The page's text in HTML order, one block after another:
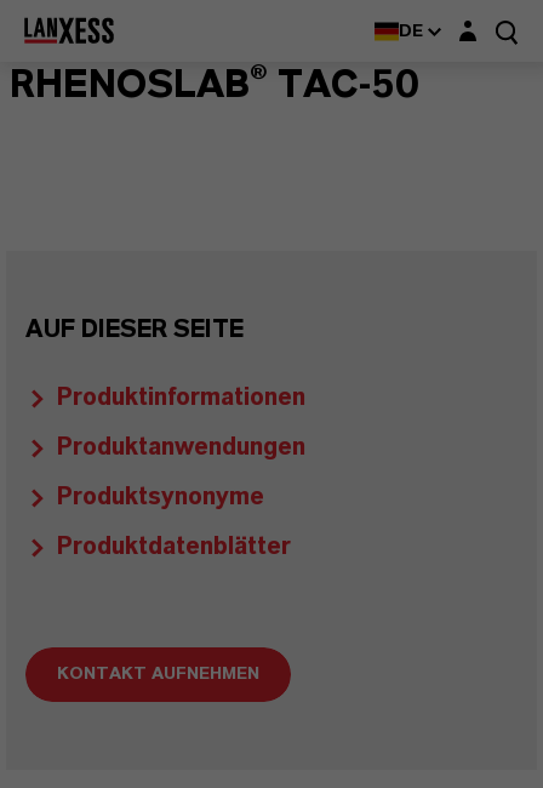
DE Login-Maske
RHENOSLAB® TAC-50
AUF DIESER SEITE
Produktinformationen
Produktanwendungen
Produktsynonyme
Produktdatenblätter
KONTAKT AUFNEHMEN